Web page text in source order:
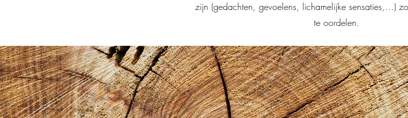
zijn (gedachten, gevoelens, lichamelijke sensaties,…)
te oordelen.